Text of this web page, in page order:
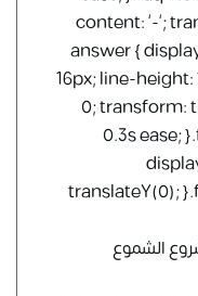
content: ‘-‘;
answer {
16px; line-
0; transform:
0.3s ease;
translateY(0);
الشموع